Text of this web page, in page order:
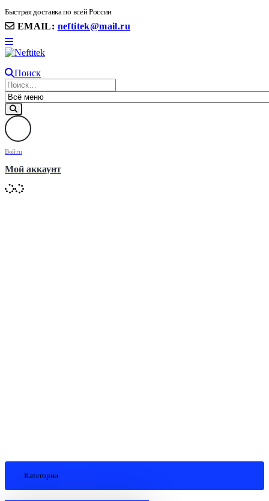
Быстрая доставка по всей России
EMAIL: neftitek@mail.ru
Поиск
Войти
Мой аккаунт
Категории
8(906) 399 11 22 | 8(905)367-58-58